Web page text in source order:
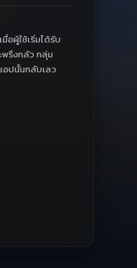
ผู้ใช้เริ่มได้รับ
พรึงกลัว กลุ่ม
อปนั้นกลับเลว